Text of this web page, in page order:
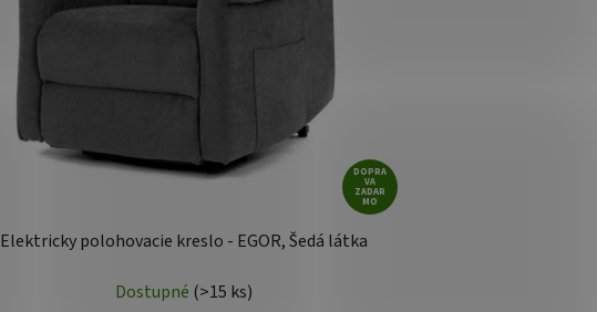
DOPRA
VA
ZADAR
MO
Elektricky polohovacie kreslo - EGOR, Šedá látka
Dostupné (>15 ks)